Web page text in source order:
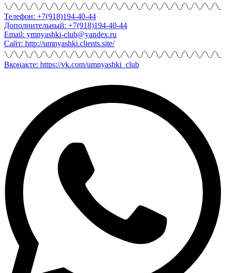
Телефон: +7(918)194-40-44
Дополнительный: +7(918)194-40-44
Email: ymnyashki-club@yandex.ru
Сайт: http://umnyashki.clients.site/
Вконакте: https://vk.com/umnyashki_club